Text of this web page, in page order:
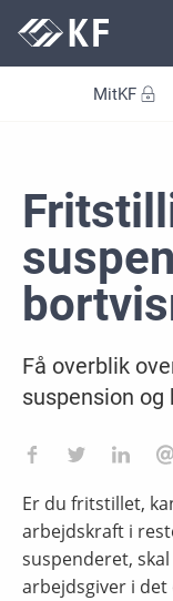
MitKF
Få overblik
suspension og
Er du fritstillet,
arbejdskraft i
suspenderet,
arbejdsgiver i